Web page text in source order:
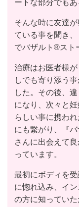
ートな部分でも
そんな時に友達
ている事を聞き
でバザルト®︎スト
治療はお医者様
しでも寄り添う
した。その後、
になり、次々と
らしい事に携わ
にも繋がり、『
さんに出会えて
っています。
最初にボディを
に惚れ込み、イ
の方に知ってい